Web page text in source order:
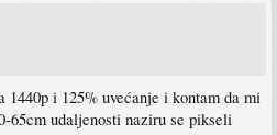
i 125% uvećanje i kontam da mi
65cm udaljenosti naziru se pikseli